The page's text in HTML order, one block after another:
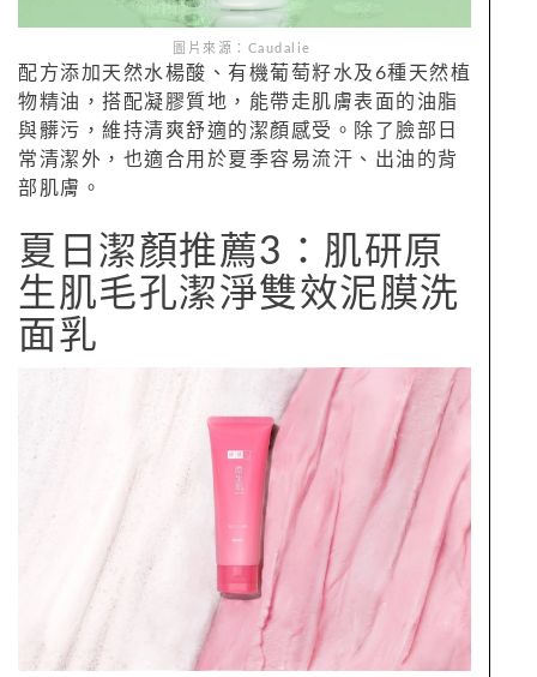
圖片來源：Caudalie
配方添加天然水楊酸、有機葡萄籽水及6種天然植
物精油，搭配凝膠質地，能帶走肌膚表面的油脂
與髒污，維持清爽舒適的潔顏感受。除了臉部日
常清潔外，也適合用於夏季容易流汗、出油的背
部肌膚。
夏日潔顏推薦3：肌研原
生肌毛孔潔淨雙效泥膜洗
面乳